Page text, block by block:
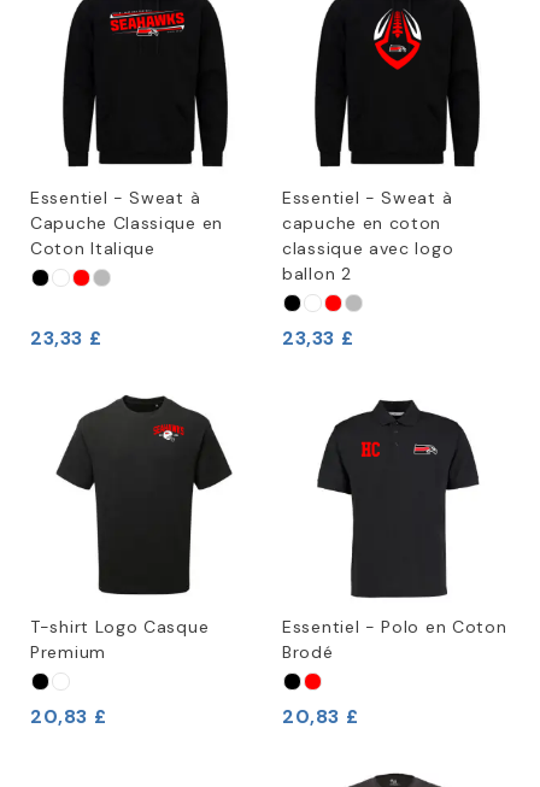
Essentiel - Sweat à
Capuche Classique en
Coton Italique
23,33 £
Essentiel - Sweat à
capuche en coton
classique avec logo
ballon 2
23,33 £
T-shirt Logo Casque
Premium
20,83 £
Essentiel - Polo en Coton
Brodé
20,83 £